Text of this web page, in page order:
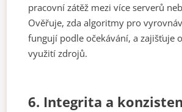
pracovní zátěž mezi více serverů
Ověřuje, zda algoritmy pro
fungují podle očekávání, a zajišťuje
využití zdrojů.
6. Integrita a